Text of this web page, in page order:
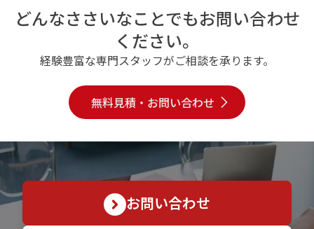
どんなささいなことでもお問い合わせ
ください。
経験豊富な専門スタッフがご相談を承ります。
無料見積・お問い合わせ
お問い合わせ